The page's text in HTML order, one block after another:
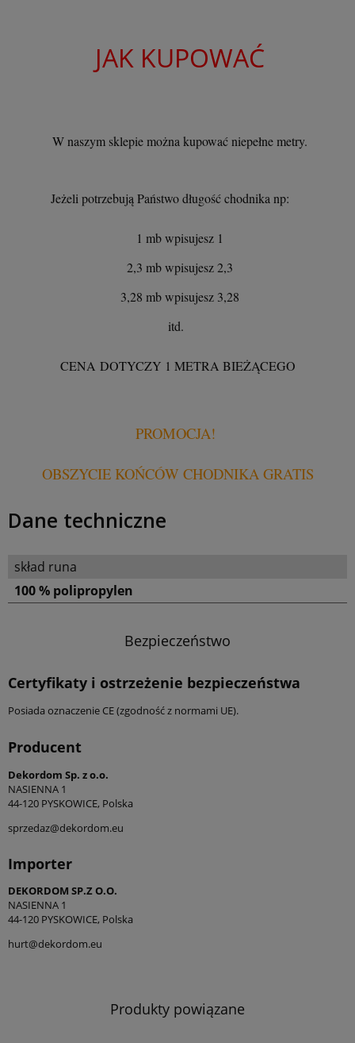
JAK KUPOWAĆ
W naszym sklepie można kupować niepełne metry.
Jeżeli potrzebują Państwo długość chodnika np:
1 mb wpisujesz 1
2,3 mb wpisujesz 2,3
3,28 mb wpisujesz 3,28
itd.
CENA DOTYCZY 1 METRA BIEŻĄCEGO
PROMOCJA!
OBSZYCIE KOŃCÓW CHODNIKA GRATIS
Dane techniczne
skład runa
100 % polipropylen
Bezpieczeństwo
Certyfikaty i ostrzeżenie bezpieczeństwa
Posiada oznaczenie CE (zgodność z normami UE).
Producent
Dekordom Sp. z o.o.
NASIENNA 1
44-120 PYSKOWICE, Polska
sprzedaz@dekordom.eu
Importer
DEKORDOM SP.Z O.O.
NASIENNA 1
44-120 PYSKOWICE, Polska
hurt@dekordom.eu
Produkty powiązane